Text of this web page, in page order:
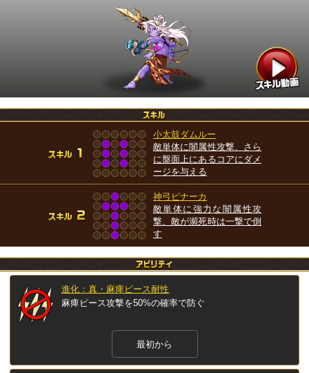
小太鼓ダムルー
敵単体に闇属性攻撃、さら
に盤面上にあるコアにダメ
ージを与える
神弓ピナーカ
敵単体に強力な闇属性攻
撃、敵が瀕死時は一撃で倒
す
進化：真・麻痺ピース耐性
麻痺ピース攻撃を50%の確率で防ぐ
最初から